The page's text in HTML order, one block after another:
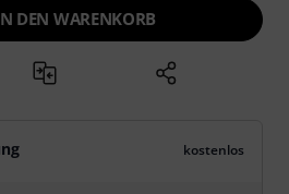
DEN WARENKORB
kostenlos